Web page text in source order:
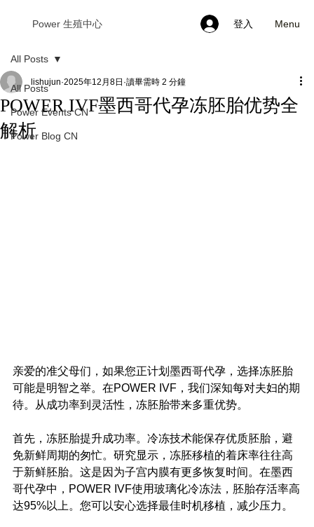
Power 生殖中心 登入 Menu
All Posts
Power Events CN
Power Blog CN
All Posts
POWER IVF墨西哥代孕冻胚胎优势全
解析
lishujun 2025年12月8日 讀畢需時 2 分鐘
亲爱的准父母们，如果您正计划墨西哥代孕，选择冻胚胎
可能是明智之举。在POWER IVF，我们深知每对夫妇的期
待。从成功率到灵活性，冻胚胎带来多重优势。
首先，冻胚胎提升成功率。冷冻技术能保存优质胚胎，避
免新鲜周期的匆忙。研究显示，冻胚移植的着床率往往高
于新鲜胚胎。这是因为子宫内膜有更多恢复时间。在墨西
哥代孕中，POWER IVF使用玻璃化冷冻法，胚胎存活率高
达95%以上。您可以安心选择最佳时机移植，减少压力。